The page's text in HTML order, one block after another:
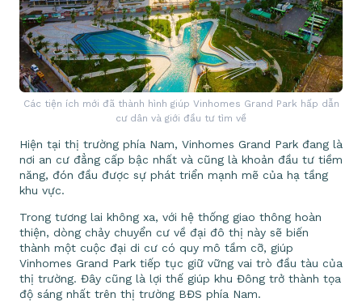
Các tiện ích mới đã thành hình giúp Vinhomes Grand Park hấp dẫn
cư dân và giới đầu tư tìm về
Hiện tại thị trường phía Nam, Vinhomes Grand Park đang là
nơi an cư đẳng cấp bậc nhất và cũng là khoản đầu tư tiềm
năng, đón đầu được sự phát triển mạnh mẽ của hạ tầng
khu vực.
Trong tương lai không xa, với hệ thống giao thông hoàn
thiện, dòng chảy chuyển cư về đại đô thị này sẽ biến
thành một cuộc đại di cư có quy mô tầm cỡ, giúp
Vinhomes Grand Park tiếp tục giữ vững vai trò đầu tàu của
thị trường. Đây cũng là lợi thế giúp khu Đông trở thành tọa
độ sáng nhất trên thị trường BĐS phía Nam.